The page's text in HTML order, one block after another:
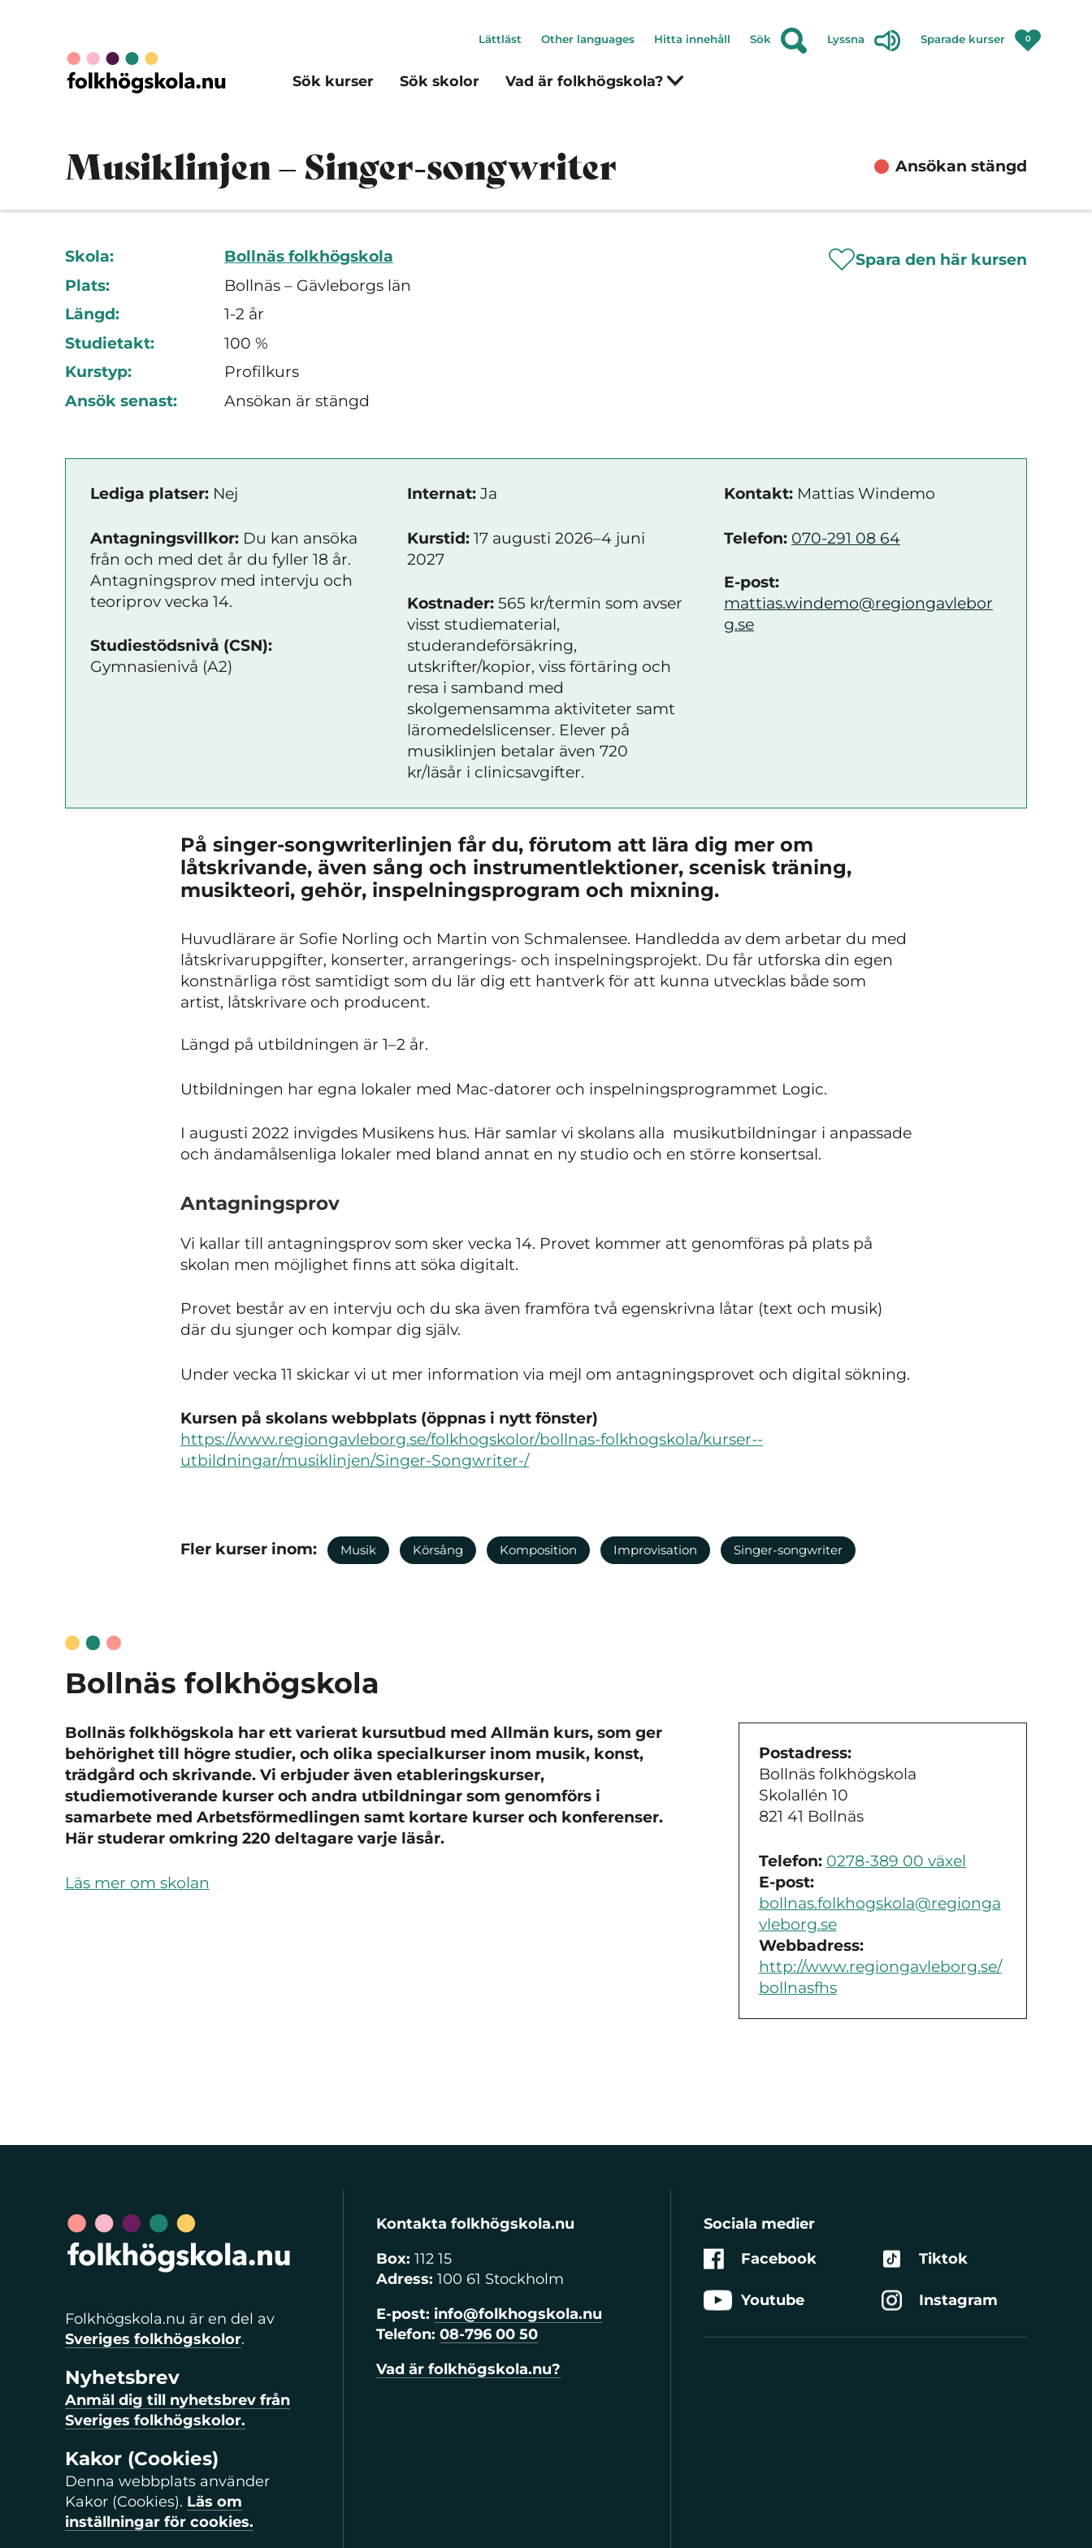
Sök kurser Sök skolor Vad är folkhögskola?
Lättläst Other languages Hitta innehåll Sök Lyssna Sparade kurser 0
Musiklinjen – Singer-songwriter Ansökan stängd
Skola:
Bollnäs folkhögskola
Plats:
Bollnäs – Gävleborgs län
Längd:
1-2 år
Studietakt:
100 %
Kurstyp:
Profilkurs
Ansök senast:
Ansökan är stängd
Spara den här kursen
Lediga platser: Nej
Antagningsvillkor: Du kan ansöka
från och med det år du fyller 18 år.
Antagningsprov med intervju och
teoriprov vecka 14.
Studiestödsnivå (CSN):
Gymnasienivå (A2)
Internat: Ja
Kurstid: 17 augusti 2026–4 juni
2027
Kostnader: 565 kr/termin som avser
visst studiematerial,
studerandeförsäkring,
utskrifter/kopior, viss förtäring och
resa i samband med
skolgemensamma aktiviteter samt
läromedelslicenser. Elever på
musiklinjen betalar även 720
kr/läsår i clinicsavgifter.
Kontakt: Mattias Windemo
Telefon: 070-291 08 64
E-post:
mattias.windemo@regiongavlebor
g.se
På singer-songwriterlinjen får du, förutom att lära dig mer om
låtskrivande, även sång och instrumentlektioner, scenisk träning,
musikteori, gehör, inspelningsprogram och mixning.
Huvudlärare är Sofie Norling och Martin von Schmalensee. Handledda av dem arbetar du med
låtskrivaruppgifter, konserter, arrangerings- och inspelningsprojekt. Du får utforska din egen
konstnärliga röst samtidigt som du lär dig ett hantverk för att kunna utvecklas både som
artist, låtskrivare och producent.
Längd på utbildningen är 1–2 år.
Utbildningen har egna lokaler med Mac-datorer och inspelningsprogrammet Logic.
I augusti 2022 invigdes Musikens hus. Här samlar vi skolans alla musikutbildningar i anpassade
och ändamålsenliga lokaler med bland annat en ny studio och en större konsertsal.
Antagningsprov
Vi kallar till antagningsprov som sker vecka 14. Provet kommer att genomföras på plats på
skolan men möjlighet finns att söka digitalt.
Provet består av en intervju och du ska även framföra två egenskrivna låtar (text och musik)
där du sjunger och kompar dig själv.
Under vecka 11 skickar vi ut mer information via mejl om antagningsprovet och digital sökning.
Kursen på skolans webbplats (öppnas i nytt fönster)
https://www.regiongavleborg.se/folkhogskolor/bollnas-folkhogskola/kurser--
utbildningar/musiklinjen/Singer-Songwriter-/
Fler kurser inom: Musik Körsång Komposition Improvisation Singer-songwriter
Bollnäs folkhögskola
Bollnäs folkhögskola har ett varierat kursutbud med Allmän kurs, som ger
behörighet till högre studier, och olika specialkurser inom musik, konst,
trädgård och skrivande. Vi erbjuder även etableringskurser,
studiemotiverande kurser och andra utbildningar som genomförs i
samarbete med Arbetsförmedlingen samt kortare kurser och konferenser.
Här studerar omkring 220 deltagare varje läsår.
Läs mer om skolan
Postadress:
Bollnäs folkhögskola
Skolallén 10
821 41 Bollnäs
Telefon: 0278-389 00 växel
E-post:
bollnas.folkhogskola@regionga
vleborg.se
Webbadress:
http://www.regiongavleborg.se/
bollnasfhs
Folkhögskola.nu är en del av
Sveriges folkhögskolor.
Nyhetsbrev
Anmäl dig till nyhetsbrev från
Sveriges folkhögskolor.
Kakor (Cookies)
Denna webbplats använder
Kakor (Cookies). Läs om
inställningar för cookies.
Kontakta folkhögskola.nu
Box:112 15
Adress: 100 61 Stockholm
E-post: info@folkhogskola.nu
Telefon: 08-796 00 50
Vad är folkhögskola.nu?
Sociala medier
Facebook
Youtube
Tiktok
Instagram